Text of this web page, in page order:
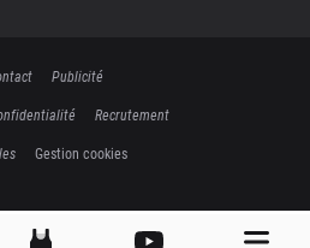
Publicité
Recrutement
Gestion cookies